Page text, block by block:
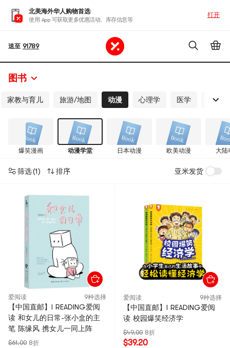
北美海外华人购物首选
使用 App 可获取更多优惠活动、库存信息等
打开
送至 91789
图书
家教与育儿 旅游/地图 动漫 心理学 医学 家居
爆笑漫画 动漫学堂 日本动漫 欧美动漫 大陆
筛选(1) 排序 亚米发货
爱阅读 9种选择
【中国直邮】I READING爱阅
读 和女儿的日常-张小盒的主
笔 陈缘风 携女儿一同上阵
$61.00 8折
爱阅读 9种选择
【中国直邮】I READING爱阅
读 校园爆笑经济学
$49.00 8折
$39.20